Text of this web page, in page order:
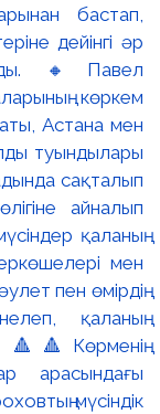
бастап,
дейінгі әр
🔸Павел
көркем
Астана мен
туындылары
сақталып
айналып
қаланың
мен
пен өмірдің
қаланың
🔺🔺Көрменің
арасындағы
мүсіндік